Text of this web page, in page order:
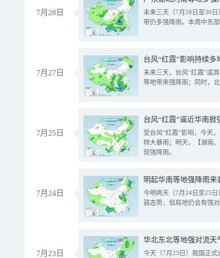
7月28日
未来三天（7月28日至30
带仍多强降雨。本周中东
7月27日
台风“红霞”影响持续
未来三天，台风“红霞”或
等地带来强降雨；同时，
7月25日
台风“红霞”逼近华南
受台风“红霞”影响，今天
特大暴雨；明天，【湖南
现强降雨。
7月24日
明起华南等地强降雨
今明两天（7月24日至25
弱态势，但局地仍会有强
7月23日
华北东北等地强对流天
今天（7月23日）我国正